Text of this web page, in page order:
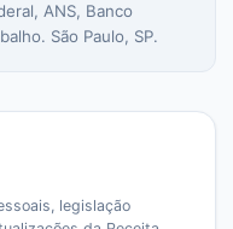
ANS, Banco
São Paulo, SP.
legislação